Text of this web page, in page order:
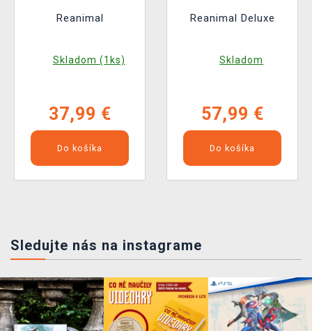
Reanimal
Skladom (1ks)
37,99 €
Do košíka
Reanimal Deluxe
Skladom
57,99 €
Do košíka
Sledujte nás na instagrame